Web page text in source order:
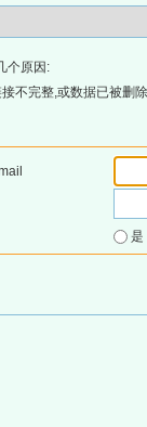
个原因:
不完整,或数据已被删